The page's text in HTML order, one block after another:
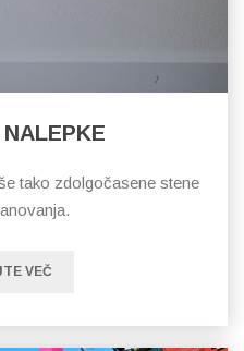
tako zdolgočasene stene
VEČ